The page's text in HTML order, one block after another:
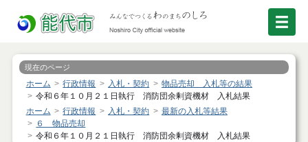
現在のページ
ホーム 行政情報 入札・契約
物品売却 入札等の結果
令和６年１０月２１日執行 消防団余剰資機材 入札結果
ホーム
行政情報 入札・契約
最新の入札等結果
６ 物品売却
令和６年１０月２１日執行 消防団余剰資機材 入札結果